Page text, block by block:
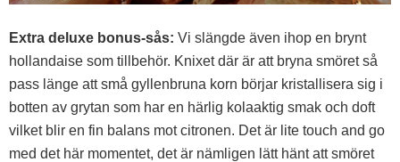
Extra deluxe bonus-sås: Vi slängde även ihop en brynt
hollandaise som tillbehör. Knixet där är att bryna smöret så
pass länge att små gyllenbruna korn börjar kristallisera sig i
botten av grytan som har en härlig kolaaktig smak och doft
vilket blir en fin balans mot citronen. Det är lite touch and go
med det här momentet, det är nämligen lätt hänt att smöret